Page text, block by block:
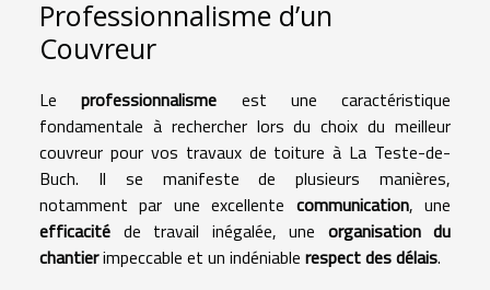
Professionnalisme d’un
Couvreur
Leprofessionnalisme est une caractéristique
fondamentale à rechercher lors du choix du meilleur
couvreur pour vos travaux de toiture à La Teste-de-
Buch. Il se manifeste de plusieurs manières,
notamment par une excellente communication, une
efficacité de travail inégalée, une organisation du
chantierimpeccable et un indéniable respect des délais.